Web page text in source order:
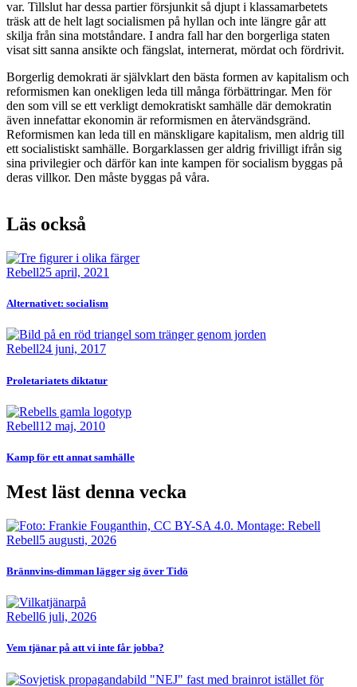
var. Tillslut har dessa partier försjunkit så djupt i klassamarbetets
träsk att de helt lagt socialismen på hyllan och inte längre går att
skilja från sina motståndare. I andra fall har den borgerliga staten
visat sitt sanna ansikte och fängslat, internerat, mördat och fördrivit.
Borgerlig demokrati är självklart den bästa formen av kapitalism och
reformismen kan onekligen leda till många förbättringar. Men för
den som vill se ett verkligt demokratiskt samhälle där demokratin
även innefattar ekonomin är reformismen en återvändsgränd.
Reformismen kan leda till en mänskligare kapitalism, men aldrig till
ett socialistiskt samhälle. Borgarklassen ger aldrig frivilligt ifrån sig
sina privilegier och därför kan inte kampen för socialism byggas på
deras villkor. Den måste byggas på våra.
Läs också
Bild
Rebell25 april, 2021
Alternativet: socialism
Bild
Rebell24 juni, 2017
Proletariatets diktatur
Bild
Rebell12 maj, 2010
Kamp för ett annat samhälle
Mest läst denna vecka
Bild
Rebell5 augusti, 2026
Brännvins-dimman lägger sig över Tidö
Bild
Rebell6 juli, 2026
Vem tjänar på att vi inte får jobba?
Bild